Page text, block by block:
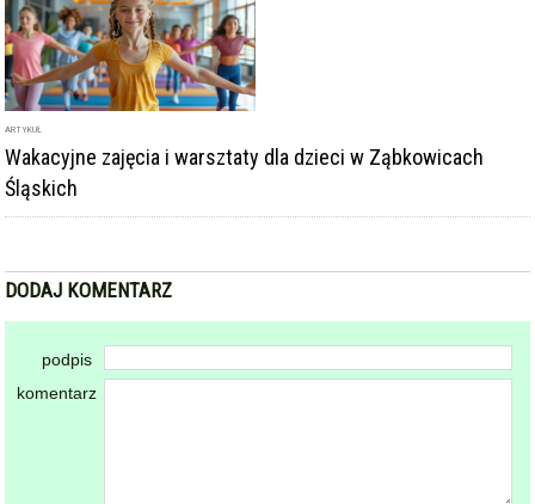
ARTYKUŁ
Wakacyjne zajęcia i warsztaty dla dzieci w Ząbkowicach
Śląskich
DODAJ KOMENTARZ
podpis
komentarz